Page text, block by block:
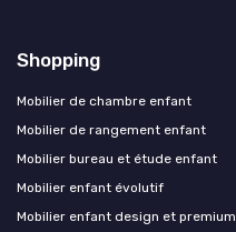
Shopping
Mobilier de chambre enfant
Mobilier de rangement enfant
Mobilier bureau et étude enfant
Mobilier enfant évolutif
Mobilier enfant design et premium